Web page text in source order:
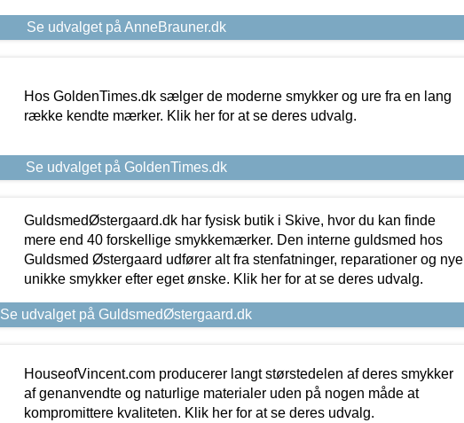
Se udvalget på AnneBrauner.dk
Hos GoldenTimes.dk sælger de moderne smykker og ure fra en lang
række kendte mærker. Klik her for at se deres udvalg.
Se udvalget på GoldenTimes.dk
GuldsmedØstergaard.dk har fysisk butik i Skive, hvor du kan finde
mere end 40 forskellige smykkemærker. Den interne guldsmed hos
Guldsmed Østergaard udfører alt fra stenfatninger, reparationer og nye
unikke smykker efter eget ønske. Klik her for at se deres udvalg.
Se udvalget på GuldsmedØstergaard.dk
HouseofVincent.com producerer langt størstedelen af deres smykker
af genanvendte og naturlige materialer uden på nogen måde at
kompromittere kvaliteten. Klik her for at se deres udvalg.